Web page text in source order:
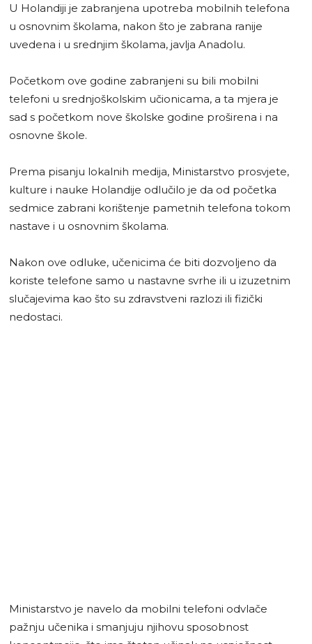
U Holandiji je zabranjena upotreba mobilnih telefona
u osnovnim školama, nakon što je zabrana ranije
uvedena i u srednjim školama, javlja Anadolu.
Početkom ove godine zabranjeni su bili mobilni
telefoni u srednjoškolskim učionicama, a ta mjera je
sad s početkom nove školske godine proširena i na
osnovne škole.
Prema pisanju lokalnih medija, Ministarstvo prosvjete,
kulture i nauke Holandije odlučilo je da od početka
sedmice zabrani korištenje pametnih telefona tokom
nastave i u osnovnim školama.
Nakon ove odluke, učenicima će biti dozvoljeno da
koriste telefone samo u nastavne svrhe ili u izuzetnim
slučajevima kao što su zdravstveni razlozi ili fizički
nedostaci.
Ministarstvo je navelo da mobilni telefoni odvlače
pažnju učenika i smanjuju njihovu sposobnost